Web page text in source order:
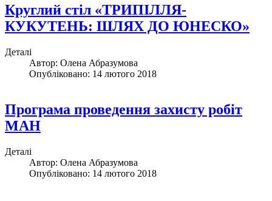
Круглий стіл «ТРИПІЛЛЯ-
КУКУТЕНЬ: ШЛЯХ ДО ЮНЕСКО»
Деталі
Автор: Олена Абразумова
Опубліковано: 14 лютого 2018
Програма проведення захисту робіт
МАН
Деталі
Автор: Олена Абразумова
Опубліковано: 14 лютого 2018